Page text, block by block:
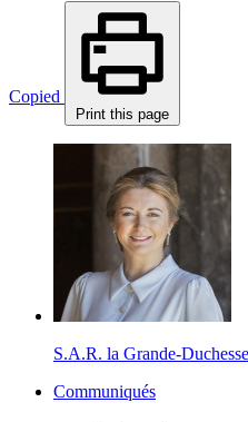
Copied
Print this page
S.A.R. la Grande-Duchesse
Communiqués